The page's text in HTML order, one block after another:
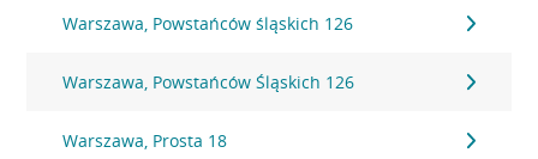
Warszawa, Powstańców śląskich 126
Warszawa, Powstańców Śląskich 126
Warszawa, Prosta 18